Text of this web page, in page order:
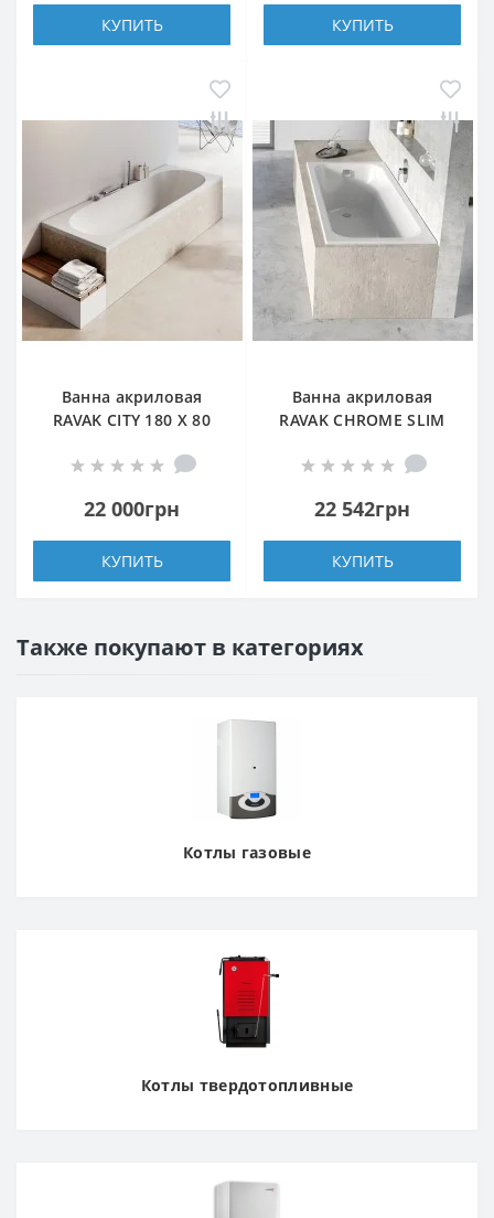
КУПИТЬ КУПИТЬ
Ванна акриловая
RAVAK CITY 180 X 80
22 000грн
КУПИТЬ
Ванна акриловая
RAVAK CHROME SLIM
прямоугольная
22 542грн
КУПИТЬ
Также покупают в категориях
Котлы газовые
Котлы твердотопливные